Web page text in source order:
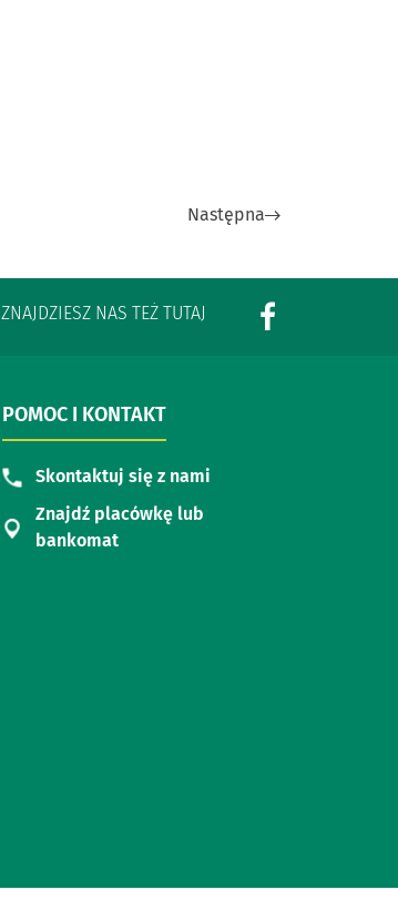
Następna
ZNAJDZIESZ NAS TEŻ TUTAJ
POMOC I KONTAKT
Skontaktuj się z nami
Znajdź placówkę lub
bankomat